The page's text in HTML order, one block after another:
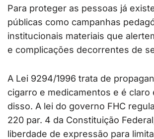
Para proteger as pessoas já
públicas como campanhas
institucionais materiais que
e complicações decorrentes de
A Lei 9294/1996 trata de
cigarro e medicamentos e é claro
disso. A lei do governo FHC
220 par. 4 da Constituição
liberdade de expressão para